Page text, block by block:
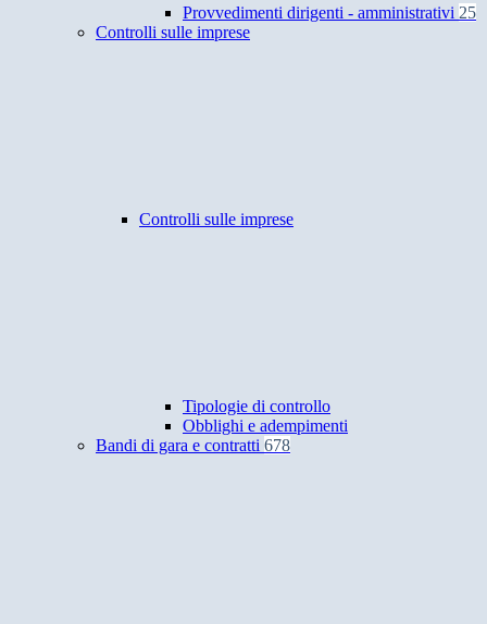
Provvedimenti dirigenti - amministrativi 25
Controlli sulle imprese
Controlli sulle imprese
Tipologie di controllo
Obblighi e adempimenti
Bandi di gara e contratti 678